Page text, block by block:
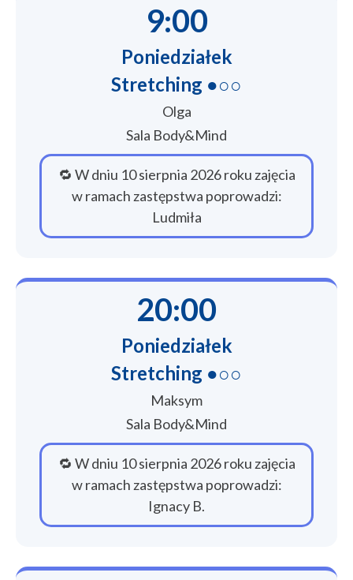
9:00
Poniedziałek
Stretching ●○○
Olga
Sala Body&Mind
🔁 W dniu 10 sierpnia 2026 roku zajęcia
w ramach zastępstwa poprowadzi:
Ludmiła
20:00
Poniedziałek
Stretching ●○○
Maksym
Sala Body&Mind
🔁 W dniu 10 sierpnia 2026 roku zajęcia
w ramach zastępstwa poprowadzi:
Ignacy B.